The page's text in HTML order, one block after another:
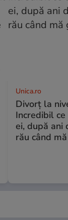
Unica.ro
Divorț la
Incredibil
ei, după ani
rău când